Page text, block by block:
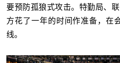
要预防孤狼式攻击。特勤局、
方花了一年的时间作准备，在
线。